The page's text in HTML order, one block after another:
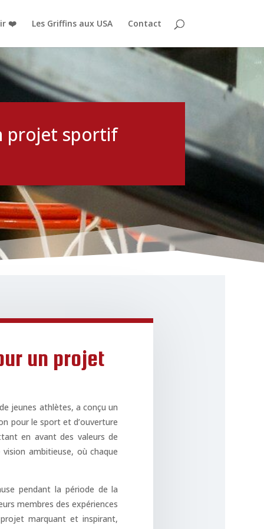
❤️ Les Griffins aux USA Contact
projet sportif
un projet
jeunes athlètes, a conçu un
pour le sport et d’ouverture
en avant des valeurs de
ambitieuse, où chaque
pendant la période de la
membres des expériences
marquant et inspirant,